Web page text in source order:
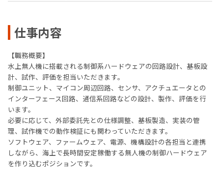
仕事内容
【職務概要】
水上無人機に搭載される制御系ハードウェアの回路設計、基板設
計、試作、評価を担当いただきます。
制御ユニット、マイコン周辺回路、センサ、アクチュエータとの
インターフェース回路、通信系回路などの設計、製作、評価を行
います。
必要に応じて、外部委託先との仕様調整、基板製造、実装の管
理、試作機での動作検証にも関わっていただきます。
ソフトウェア、ファームウェア、電源、機構設計の各担当と連携
しながら、海上で長時間安定稼働する無人機の制御ハードウェア
を作り込むポジションです。